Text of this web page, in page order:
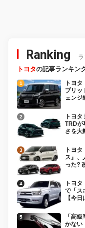
Ranking
トヨタの記事ランキン
トヨ
ブリッ
ェンジ
トヨ
TRDが
さを大
トヨ
ス』、
った?
トヨ
で「ス
【今
「高
かない